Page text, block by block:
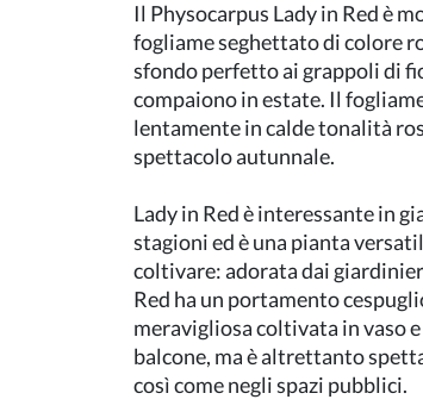
Il Physocarpus Lady in Red è
fogliame seghettato di colore
sfondo perfetto ai grappoli di
compaiono in estate. Il
lentamente in calde tonalità
spettacolo autunnale.
Lady in Red è interessante in
stagioni ed è una pianta
coltivare: adorata dai
Red ha un portamento
meravigliosa coltivata in vaso
balcone, ma è altrettanto
così come negli spazi pubblici.